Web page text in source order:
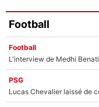
Football
Football
PSG